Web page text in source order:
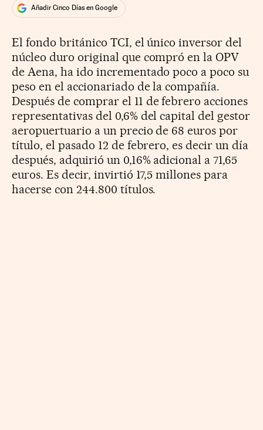
Añadir Cinco Días en Google
El fondo británico TCI, el único inversor del
núcleo duro original que compró en la OPV
de Aena, ha ido incrementado poco a poco su
peso en el accionariado de la compañía.
Después de comprar el 11 de febrero acciones
representativas del 0,6% del capital del gestor
aeropuertuario a un precio de 68 euros por
título, el pasado 12 de febrero, es decir un día
después, adquirió un 0,16% adicional a 71,65
euros. Es decir, invirtió 17,5 millones para
hacerse con 244.800 títulos.